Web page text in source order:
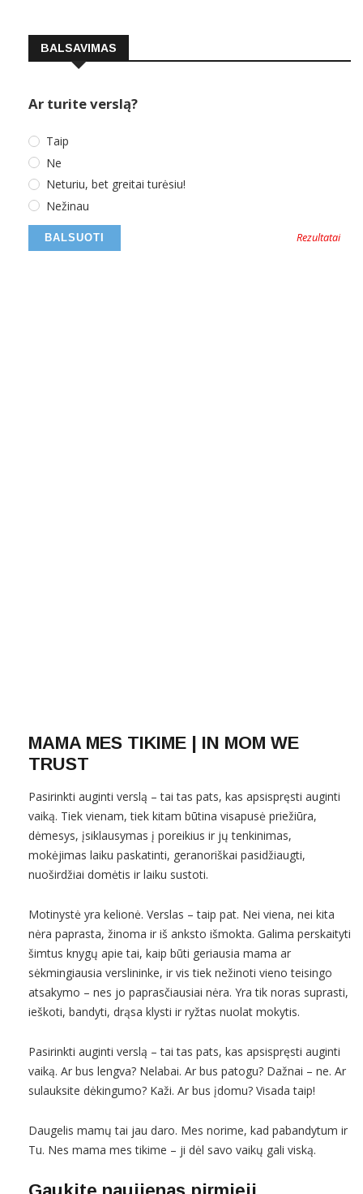
BALSAVIMAS
Ar turite verslą?
Taip
Ne
Neturiu, bet greitai turėsiu!
Nežinau
Rezultatai
MAMA MES TIKIME | IN MOM WE
TRUST
Pasirinkti auginti verslą – tai tas pats, kas apsispręsti auginti
vaiką. Tiek vienam, tiek kitam būtina visapusė priežiūra,
dėmesys, įsiklausymas į poreikius ir jų tenkinimas,
mokėjimas laiku paskatinti, geranoriškai pasidžiaugti,
nuoširdžiai domėtis ir laiku sustoti.
Motinystė yra kelionė. Verslas – taip pat. Nei viena, nei kita
nėra paprasta, žinoma ir iš anksto išmokta. Galima perskaityti
šimtus knygų apie tai, kaip būti geriausia mama ar
sėkmingiausia verslininke, ir vis tiek nežinoti vieno teisingo
atsakymo – nes jo paprasčiausiai nėra. Yra tik noras suprasti,
ieškoti, bandyti, drąsa klysti ir ryžtas nuolat mokytis.
Pasirinkti auginti verslą – tai tas pats, kas apsispręsti auginti
vaiką. Ar bus lengva? Nelabai. Ar bus patogu? Dažnai – ne. Ar
sulauksite dėkingumo? Kaži. Ar bus įdomu? Visada taip!
Daugelis mamų tai jau daro. Mes norime, kad pabandytum ir
Tu. Nes mama mes tikime – ji dėl savo vaikų gali viską.